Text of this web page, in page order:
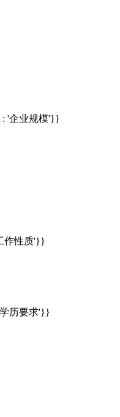
: '企业规模'}}
作性质'}}
'学历要求'}}